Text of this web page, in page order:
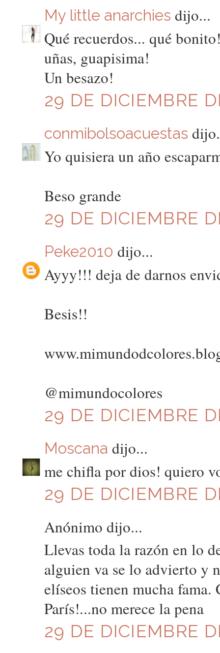
My little anarchies dijo...
Qué recuerdos... qué
uñas, guapisima!
Un besazo!
29 DE DICIEMBRE
conmibolsoacuestas
Yo quisiera un año
Beso grande
29 DE DICIEMBRE
Peke2010 dijo...
Ayyy!!! deja de darnos
Besis!!
@mimundocolores
29 DE DICIEMBRE
Moscana dijo...
me chifla por dios! quiero
29 DE DICIEMBRE
Anónimo dijo...
Llevas toda la razón en lo
alguien va se lo advierto y
elíseos tienen mucha fama.
París!...no merece la pena
29 DE DICIEMBRE